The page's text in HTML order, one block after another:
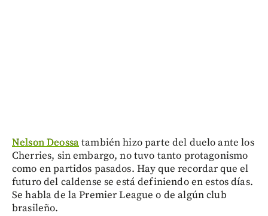
Nelson Deossatambién hizo parte del duelo ante los
Cherries, sin embargo, no tuvo tanto protagonismo
como en partidos pasados. Hay que recordar que el
futuro del caldense se está definiendo en estos días.
Se habla de la Premier League o de algún club
brasileño.